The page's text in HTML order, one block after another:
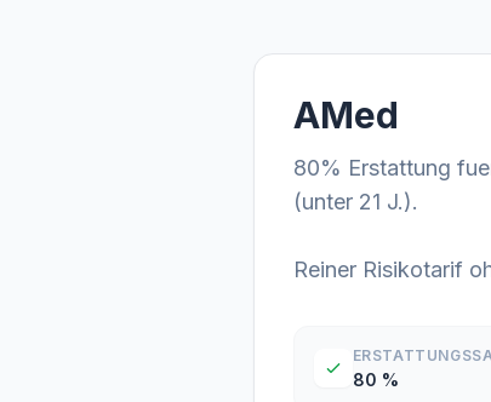
AMed
80% Erstattung
(unter 21 J.).
Reiner Risikotarif
80 %